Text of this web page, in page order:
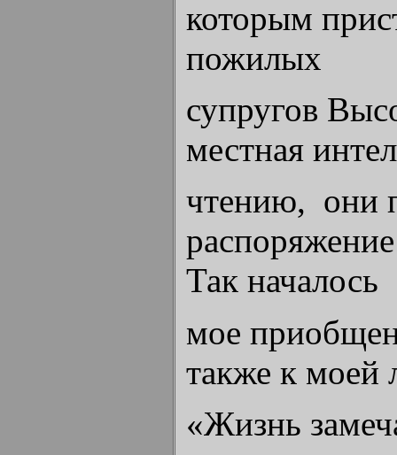
которым
пожилых
супругов
местная
чтению, они
Так началось
мое
также к
«Жизнь